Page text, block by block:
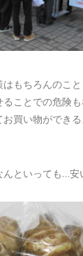
もちろんのこと
ことでの危険も
買い物ができ
といっても…安